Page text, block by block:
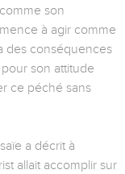
son
à agir comme
des conséquences
son attitude
ce péché sans
a décrit à
allait accomplir sur